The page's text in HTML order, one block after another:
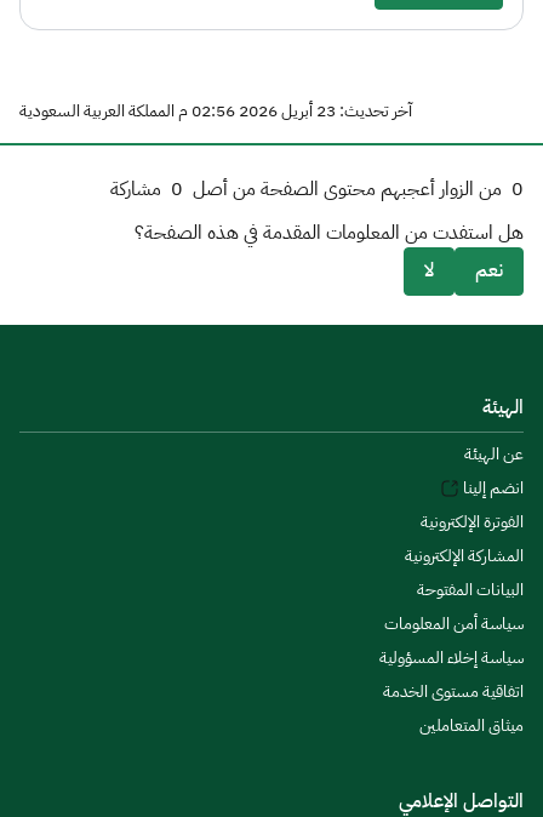
آخر تحديث: 23 أبريل 2026 02:56 م المملكة العربية السعودية
0 من الزوار أعجبهم محتوى الصفحة من أصل 0 مشاركة
هل استفدت من المعلومات المقدمة في هذه الصفحة؟
نعم
لا
الهيئة
عن الهيئة
انضم إلينا
الفوترة الإلكترونية
المشاركة الإلكترونية
البيانات المفتوحة
سياسة أمن المعلومات
سياسة إخلاء المسؤولية
اتفاقية مستوى الخدمة
ميثاق المتعاملين
التواصل الإعلامي